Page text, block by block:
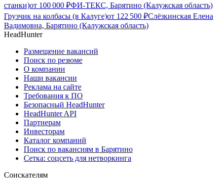
станки)от 100 000 ₽ФИ-ТЕКС, Барятино (Калужская область)
Грузчик на колбасы (в Калуге)от 122 500 ₽Слёзкинская Елена
Вадимовна, Барятино (Калужская область)
HeadHunter
Размещение вакансий
Поиск по резюме
О компании
Наши вакансии
Реклама на сайте
Требования к ПО
Безопасный HeadHunter
HeadHunter API
Партнерам
Инвесторам
Каталог компаний
Поиск по вакансиям в Барятино
Сетка: соцсеть для нетворкинга
Соискателям